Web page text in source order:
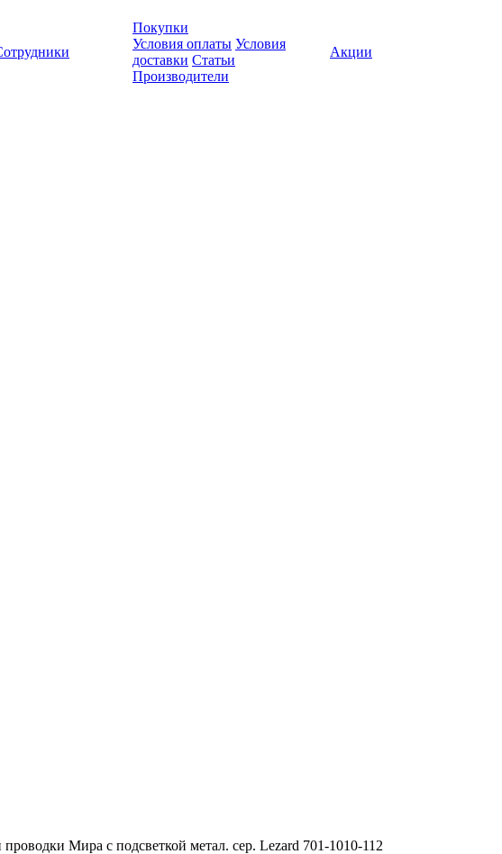
Покупки
Условия оплаты Условия
доставки Статьи
Производители
Акции
Мира с подсветкой метал. сер. Lezard 701-1010-112